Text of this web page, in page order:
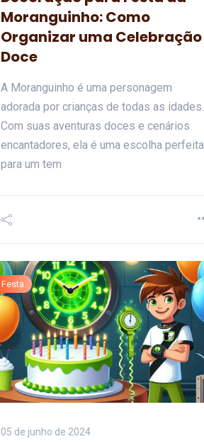
Moranguinho: Como
Organizar uma Celebração
Doce
A Moranguinho é uma personagem
adorada por crianças de todas as idades.
Com suas aventuras doces e cenários
encantadores, ela é uma escolha perfeita
para um tem
Festa
05 de junho de 2024